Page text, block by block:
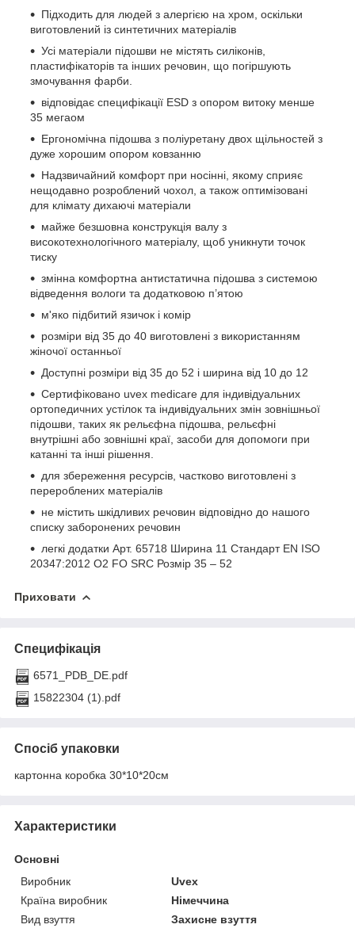
Підходить для людей з алергією на хром, оскільки
виготовлений із синтетичних матеріалів
Усі матеріали підошви не містять силіконів,
пластифікаторів та інших речовин, що погіршують
змочування фарби.
відповідає специфікації ESD з опором витоку менше
35 мегаом
Ергономічна підошва з поліуретану двох щільностей з
дуже хорошим опором ковзанню
Надзвичайний комфорт при носінні, якому сприяє
нещодавно розроблений чохол, а також оптимізовані
для клімату дихаючі матеріали
майже безшовна конструкція валу з
високотехнологічного матеріалу, щоб уникнути точок
тиску
змінна комфортна антистатична підошва з системою
відведення вологи та додатковою п’ятою
м'яко підбитий язичок і комір
розміри від 35 до 40 виготовлені з використанням
жіночої останньої
Доступні розміри від 35 до 52 і ширина від 10 до 12
Сертифіковано uvex medicare для індивідуальних
ортопедичних устілок та індивідуальних змін зовнішньої
підошви, таких як рельєфна підошва, рельєфні
внутрішні або зовнішні краї, засоби для допомоги при
катанні та інші рішення.
для збереження ресурсів, частково виготовлені з
перероблених матеріалів
не містить шкідливих речовин відповідно до нашого
списку заборонених речовин
легкі додатки Арт. 65718 Ширина 11 Стандарт EN ISO
20347:2012 O2 FO SRC Розмір 35 – 52
Приховати
Специфікація
6571_PDB_DE.pdf
15822304 (1).pdf
Спосіб упаковки
картонна коробка 30*10*20см
Характеристики
Основні
Виробник
Uvex
Країна виробник
Німеччина
Вид взуття
Захисне взуття